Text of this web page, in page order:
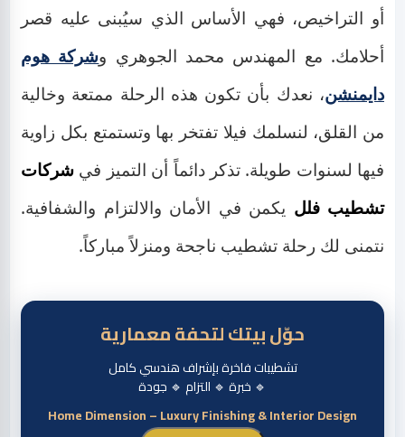
أو التراخيص، فهي الأساس الذي سيُبنى عليه قصر
أحلامك. مع المهندس محمد الجوهري وشركة هوم
دايمنشن، نعدك بأن تكون هذه الرحلة ممتعة وخالية
من القلق، لنسلمك فيلا تفتخر بها وتستمتع بكل زاوية
فيها لسنوات طويلة. تذكر دائماً أن التميز في شركات
تشطيب فلل يكمن في الأمان والالتزام والشفافية.
نتمنى لك رحلة تشطيب ناجحة ومنزلاً مباركاً.
حوّل بيتك لتحفة معمارية
تشطيبات فاخرة بإشراف هندسي كامل
🔹 خبرة 🔹 التزام 🔹 جودة
Home Dimension – Luxury Finishing & Interior Design